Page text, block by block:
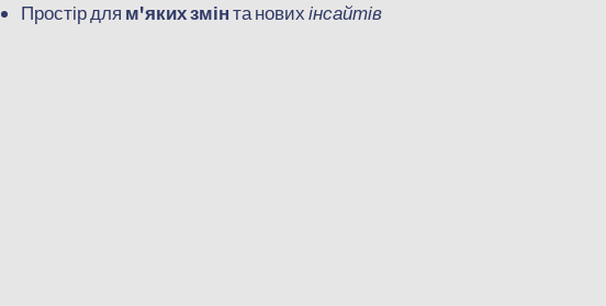
Простір для м'яких змінта новихінсайтів